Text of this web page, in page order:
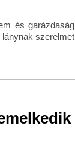
és garázdaság
szerelmet